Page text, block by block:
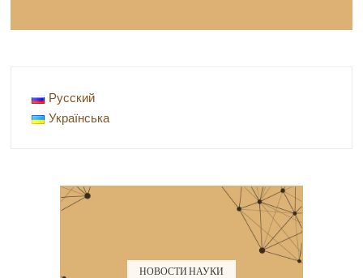
Русский
Українська
НОВОСТИ НАУКИ